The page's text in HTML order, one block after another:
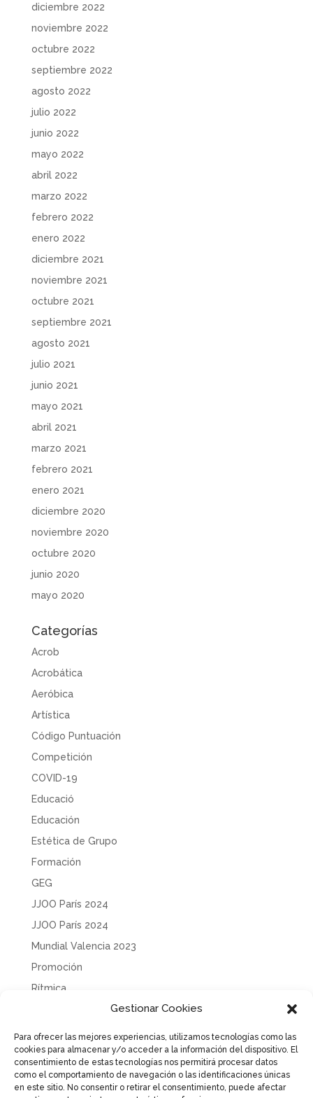
Gestionar Cookies
Para ofrecer las mejores experiencias, utilizamos tecnologías como las
cookies para almacenar y/o acceder a la información del dispositivo. El
consentimiento de estas tecnologías nos permitirá procesar datos
como el comportamiento de navegación o las identificaciones únicas
en este sitio. No consentir o retirar el consentimiento, puede afectar
diciembre 2022
noviembre 2022
octubre 2022
septiembre 2022
agosto 2022
julio 2022
junio 2022
mayo 2022
abril 2022
marzo 2022
febrero 2022
enero 2022
diciembre 2021
noviembre 2021
octubre 2021
septiembre 2021
agosto 2021
julio 2021
junio 2021
mayo 2021
abril 2021
marzo 2021
febrero 2021
enero 2021
diciembre 2020
noviembre 2020
octubre 2020
junio 2020
mayo 2020
Categorías
Acrob
Acrobática
Aeróbica
Artística
Código Puntuación
Competición
COVID-19
Educació
Educación
Estética de Grupo
Formación
GEG
JJOO París 2024
JJOO París 2024
Mundial Valencia 2023
Promoción
Rítmica
Tecnificación
Uncategorized